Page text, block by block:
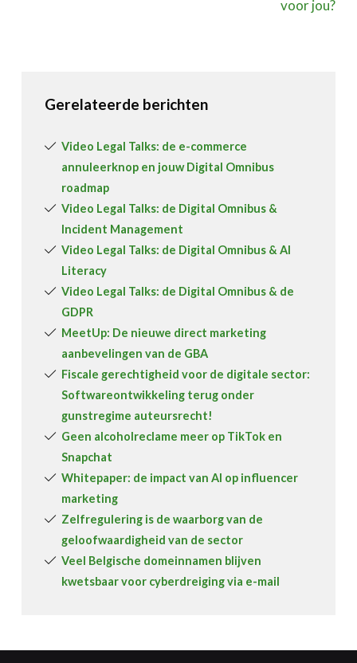
voor jou?
Gerelateerde berichten
Video Legal Talks: de e-commerce
annuleerknop en jouw Digital Omnibus
roadmap
Video Legal Talks: de Digital Omnibus &
Incident Management
Video Legal Talks: de Digital Omnibus & AI
Literacy
Video Legal Talks: de Digital Omnibus & de
GDPR
MeetUp: De nieuwe direct marketing
aanbevelingen van de GBA
Fiscale gerechtigheid voor de digitale sector:
Softwareontwikkeling terug onder
gunstregime auteursrecht!
Geen alcoholreclame meer op TikTok en
Snapchat
Whitepaper: de impact van AI op influencer
marketing
Zelfregulering is de waarborg van de
geloofwaardigheid van de sector
Veel Belgische domeinnamen blijven
kwetsbaar voor cyberdreiging via e-mail